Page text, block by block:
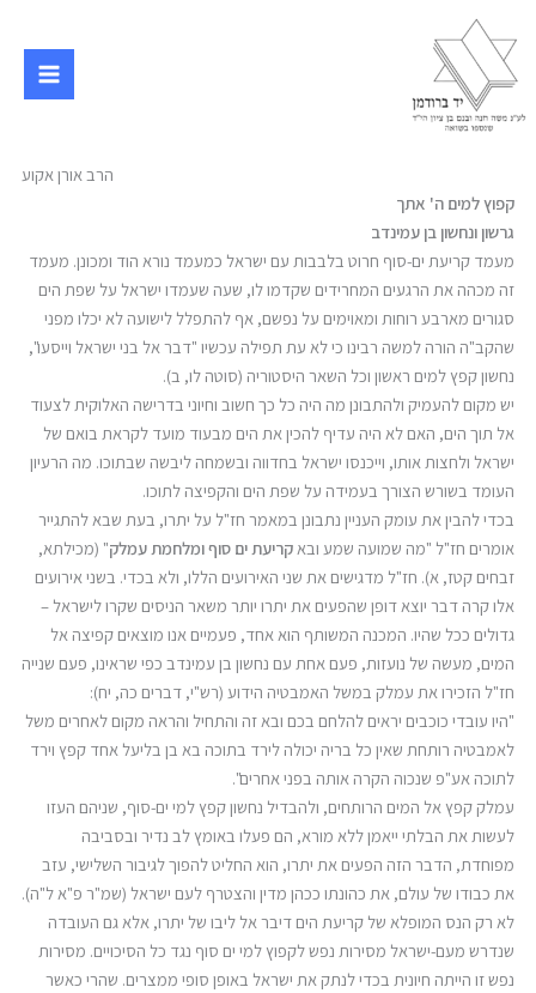
לתוכן
הרב אורן אקוע
קפוץ למים ה' אתך
גרשון ונחשון בן עמינדב
מעמד קריעת ים-סוף חרוט בלבבות עם ישראל כמעמד נורא הוד ומכונן. מעמד
זה מכהה את הרגעים המחרידים שקדמו לו, שעה שעמדו ישראל על שפת הים
סגורים מארבע רוחות ומאוימים על נפשם, אף להתפלל לישועה לא יכלו מפני
שהקב"ה הורה למשה רבינו כי לא עת תפילה עכשיו "דבר אל בני ישראל וייסעו",
נחשון קפץ למים ראשון וכל השאר היסטוריה (סוטה לו, ב).
יש מקום להעמיק ולהתבונן מה היה כל כך חשוב וחיוני בדרישה האלוקית לצעוד
אל תוך הים, האם לא היה עדיף להכין את הים מבעוד מועד לקראת בואם של
ישראל ולחצות אותו, וייכנסו ישראל בחדווה ובשמחה ליבשה שבתוכו. מה הרעיון
העומד בשורש הצורך בעמידה על שפת הים והקפיצה לתוכו.
בכדי להבין את עומק העניין נתבונן במאמר חז"ל על יתרו, בעת שבא להתגייר
אומרים חז"ל "מה שמועה שמע ובאקריעת ים סוףומלחמת עמלק" (מכילתא,
זבחים קטז, א). חז"ל מדגישים את שני האירועים הללו, ולא בכדי. בשני אירועים
אלו קרה דבר יוצא דופן שהפעים את יתרו יותר משאר הניסים שקרו לישראל –
גדולים ככל שהיו. המכנה המשותף הוא אחד, פעמיים אנו מוצאים קפיצה אל
המים, מעשה של נועזות, פעם אחת עם נחשון בן עמינדב כפי שראינו, פעם שנייה
חז"ל הזכירו את עמלק במשל האמבטיה הידוע (רש"י, דברים כה, יח):
"היו עובדי כוכבים יראים להלחם בכם ובא זה והתחיל והראה מקום לאחרים משל
לאמבטיה רותחת שאין כל בריה יכולה לירד בתוכה בא בן בליעל אחד קפץ וירד
לתוכה אע"פ שנכוה הקרה אותה בפני אחרים".
עמלק קפץ אל המים הרותחים, ולהבדיל נחשון קפץ למי ים-סוף, שניהם העזו
לעשות את הבלתי ייאמן ללא מורא, הם פעלו באומץ לב נדיר ובסביבה
מפוחדת, הדבר הזה הפעים את יתרו, הוא החליט להפוך לגיבור השלישי, עזב
את כבודו של עולם, את כהונתו ככהן מדין והצטרף לעם ישראל (שמ"ר פ"א ל"ה).
לא רק הנס המופלא של קריעת הים דיבר אל ליבו של יתרו, אלא גם העובדה
שנדרש מעם-ישראל מסירות נפש לקפוץ למי ים סוף נגד כל הסיכויים. מסירות
נפש זו הייתה חיונית בכדי לנתק את ישראל באופן סופי ממצרים. שהרי כאשר